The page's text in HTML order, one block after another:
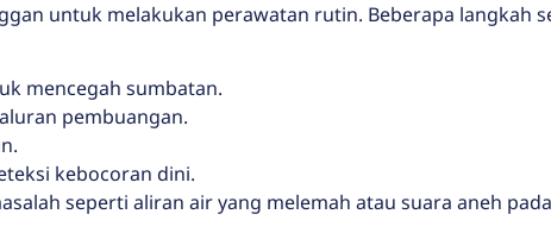
untuk melakukan perawatan rutin. Beberapa langkah
mencegah sumbatan.
pembuangan.
kebocoran dini.
seperti aliran air yang melemah atau suara aneh